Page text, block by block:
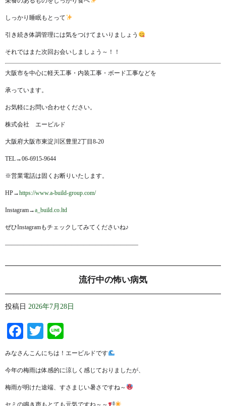
しっかり睡眠もとって
引き続き体調管理には気をつけてまいりましょう
それではまた次回お会いしましょう～！！
大阪市を中心に軽天工事・内装工事・ボード工事などを
承っています。
お気軽にお問い合わせください。
株式会社 エービルド
大阪府大阪市東淀川区豊里2丁目8-20
TEL→06-6915-9644
※営業電話は固くお断りいたします。
HP→https://www.a-build-group.com/
Instagram→a_build.co.ltd
ぜひInstagramもチェックしてみてくださいね♪
——————————————————————
流行中の怖い病気
投稿日 2026年7月28日
Facebook
Twitter
みなさんこんにちは！エービルドです
今年の梅雨は体感的に涼しく感じておりましたが、
梅雨が明けた途端、すさまじい暑さですね～
セミの鳴き声もとても元気ですね～～